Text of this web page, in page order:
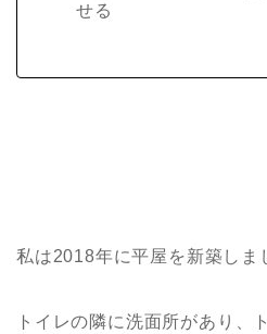
せる
私は2018年に平屋を新築しま
トイレの隣に洗面所があり、